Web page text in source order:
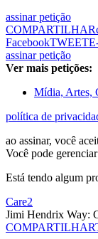
assinar petição
COMPARTILHAR
FacebookTWEET
assinar petição
Ver mais petições:
Mídia, Artes,
política de
ao assinar, você
Você pode
Está tendo algum
Care2
Jimi Hendrix Way:
COMPARTILHAR